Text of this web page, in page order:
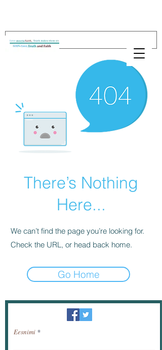
There’s Nothing
Here...
We can’t find the page you’re looking for.
Check the URL, or head back home.
Go Home
Uudiskiri / saada uudised meili teel.
Eesnimi